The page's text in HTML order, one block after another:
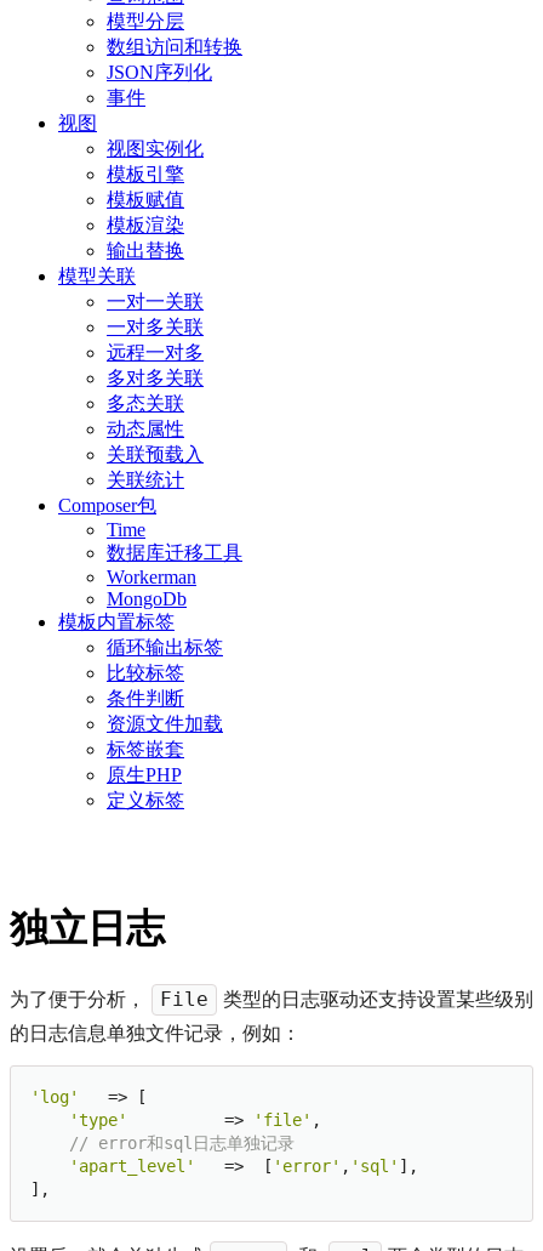
模型分层
数组访问和转换
JSON序列化
事件
视图
视图实例化
模板引擎
模板赋值
模板渲染
输出替换
模型关联
一对一关联
一对多关联
远程一对多
多对多关联
多态关联
动态属性
关联预载入
关联统计
Composer包
Time
数据库迁移工具
Workerman
MongoDb
模板内置标签
循环输出标签
比较标签
条件判断
资源文件加载
标签嵌套
原生PHP
定义标签
独立日志
为了便于分析， File
类型的日志驱动还支持设置某些级别
的日志信息单独文件记录，例如：
'log'
   => [
'type'
          =>
'file' ,
// error和sql日志单独记录
'apart_level'
   =>  [
'error' , 'sql' ],